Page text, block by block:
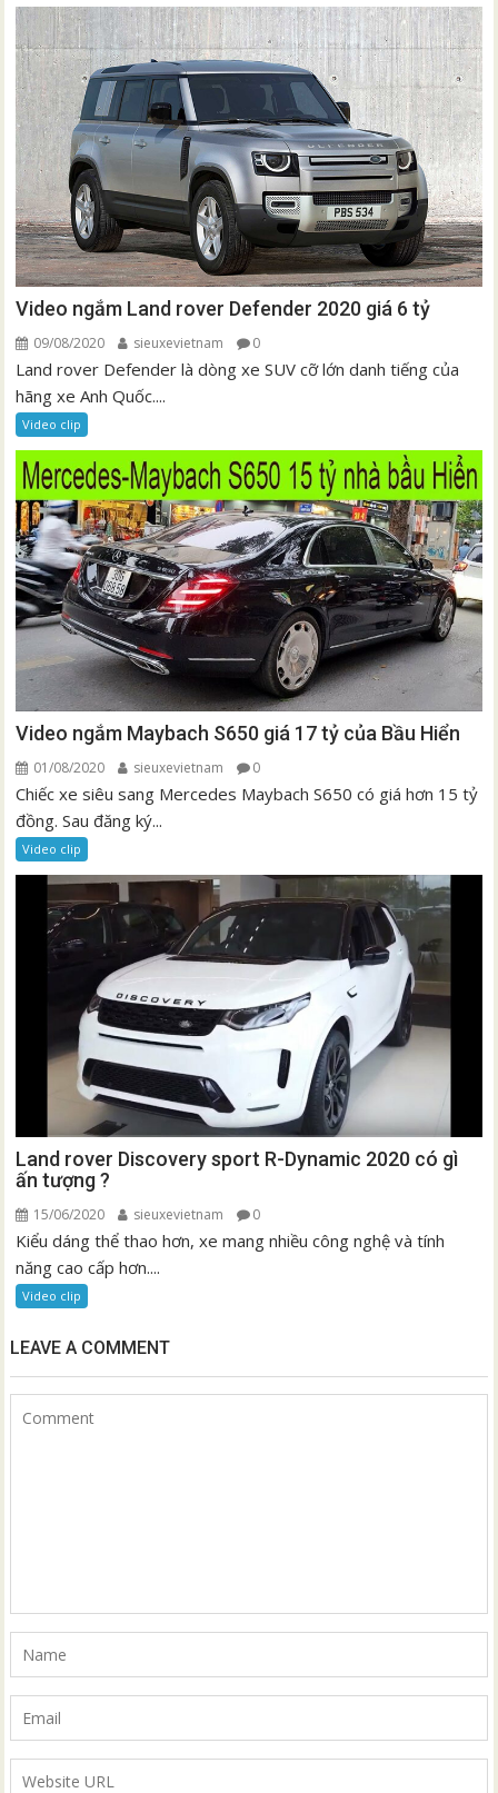
Video ngắm Land rover Defender 2020 giá 6 tỷ
09/08/2020 sieuxevietnam 0
Land rover Defender là dòng xe SUV cỡ lớn danh tiếng của
hãng xe Anh Quốc....
Video clip
Video ngắm Maybach S650 giá 17 tỷ của Bầu Hiển
01/08/2020 sieuxevietnam 0
Chiếc xe siêu sang Mercedes Maybach S650 có giá hơn 15 tỷ
đồng. Sau đăng ký...
Video clip
Land rover Discovery sport R-Dynamic 2020 có gì
ấn tượng ?
15/06/2020 sieuxevietnam 0
Kiểu dáng thể thao hơn, xe mang nhiều công nghệ và tính
năng cao cấp hơn....
Video clip
LEAVE A COMMENT